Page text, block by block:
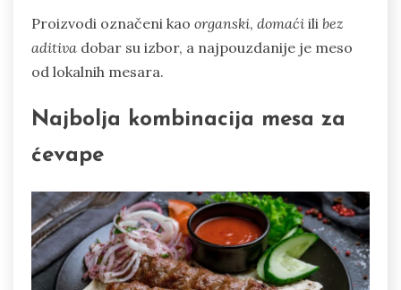
Proizvodi označeni kao organski, domaći ili bez
aditiva dobar su izbor, a najpouzdanije je meso
od lokalnih mesara.
Najbolja kombinacija mesa za
ćevape